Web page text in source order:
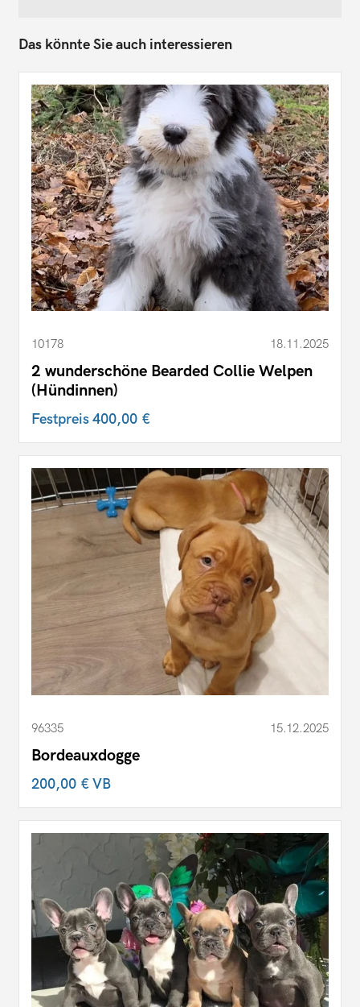
Das könnte Sie auch interessieren
10178 18.11.2025
2 wunderschöne Bearded Collie Welpen
(Hündinnen)
Festpreis400,00 €
96335 15.12.2025
Bordeauxdogge
200,00 €VB